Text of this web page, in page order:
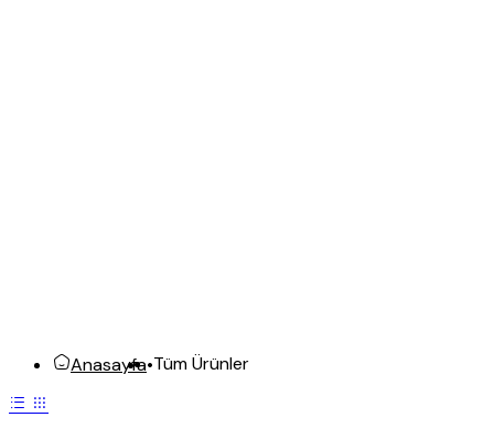
Anasayfa•Tüm Ürünler